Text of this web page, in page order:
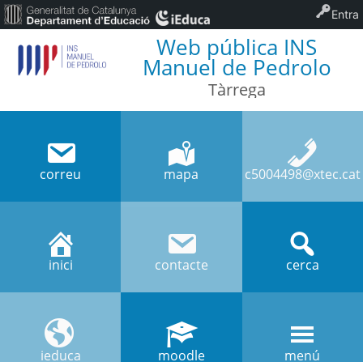
Web pública INS
Manuel de Pedrolo
Tàrrega
correu mapa c5004498@xtec.cat
inici contacte cerca
ieduca moodle menú
Entra